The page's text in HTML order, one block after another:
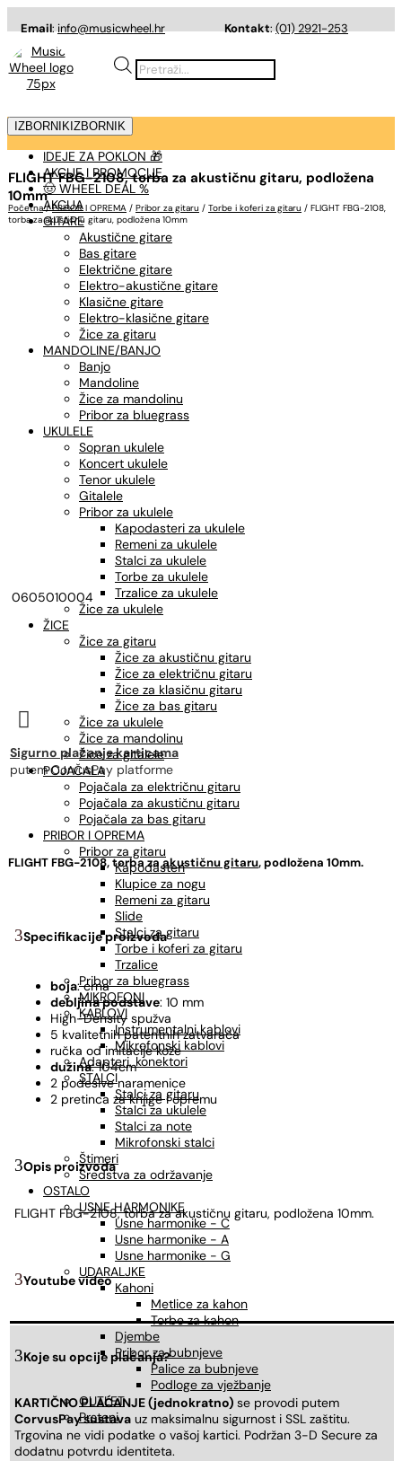
Email:info@musicwheel.hr Kontakt:(01) 2921-253
Products
search
IZBORNIK IZBORNIK
IDEJE ZA POKLON 🎁
AKCIJE I PROMOCIJE
🤠 WHEEL DEAL %
AKCIJA
GITARE
Akustične gitare
Bas gitare
Električne gitare
Elektro-akustične gitare
Klasične gitare
Elektro-klasične gitare
Žice za gitaru
MANDOLINE/BANJO
Banjo
Mandoline
Žice za mandolinu
Pribor za bluegrass
UKULELE
Sopran ukulele
Koncert ukulele
Tenor ukulele
Gitalele
Pribor za ukulele
Kapodasteri za ukulele
Remeni za ukulele
Stalci za ukulele
Torbe za ukulele
Trzalice za ukulele
Žice za ukulele
ŽICE
Žice za gitaru
Žice za akustičnu gitaru
Žice za električnu gitaru
Žice za klasičnu gitaru
Žice za bas gitaru
Žice za ukulele
Žice za mandolinu
Žice za gitalele
POJAČALA
Pojačala za električnu gitaru
Pojačala za akustičnu gitaru
Pojačala za bas gitaru
PRIBOR I OPREMA
Pribor za gitaru
Kapodasteri
Klupice za nogu
Remeni za gitaru
Slide
Stalci za gitaru
Torbe i koferi za gitaru
Trzalice
Pribor za bluegrass
MIKROFONI
KABLOVI
Instrumentalni kablovi
Mikrofonski kablovi
Adapteri, konektori
STALCI
Stalci za gitaru
Stalci za ukulele
Stalci za note
Mikrofonski stalci
Štimeri
Sredstva za održavanje
OSTALO
USNE HARMONIKE
Usne harmonike - C
Usne harmonike - A
Usne harmonike - G
UDARALJKE
Kahoni
Metlice za kahon
Torbe za kahon
Djembe
Pribor za bubnjeve
Palice za bubnjeve
Podloge za vježbanje
OUTLET
Prsteni
FLIGHT FBG-2108, torba za akustičnu gitaru, podložena
10mm
Početna/PRIBOR I OPREMA / Pribor za gitaru / Torbe i koferi za gitaru / FLIGHT FBG-2108,
torba za akustičnu gitaru, podložena 10mm
0605010004

Sigurno plaćanje karticama
putem CorvusPay platforme
FLIGHT FBG-2108, torba zaakustičnu gitaru, podložena 10mm.
Specifikacije proizvoda
boja: crna
debljina podstave: 10 mm
High-Density spužva
5 kvalitetnih patentnih zatvarača
ručka od imitacije kože
dužina: 104cm
2 podesive naramenice
2 pretinca za knjige i opremu
Opis proizvoda
FLIGHT FBG-2108, torba za akustičnu gitaru, podložena 10mm.
Youtube video
Koje su opcije plaćanja?
KARTIČNO PLAĆANJE (jednokratno) se provodi putem
CorvusPay sustava uz maksimalnu sigurnost i SSL zaštitu.
Trgovina ne vidi podatke o vašoj kartici. Podržan 3-D Secure za
dodatnu potvrdu identiteta.